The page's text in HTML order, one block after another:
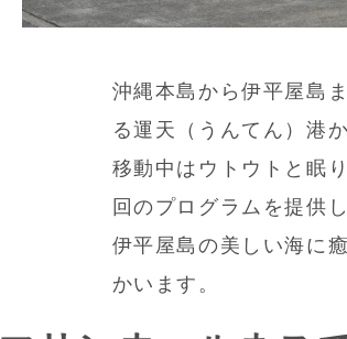
沖縄本島から伊平屋島
る運天（うんてん）港
移動中はウトウトと眠
回のプログラムを提供
伊平屋島の美しい海に
かいます。